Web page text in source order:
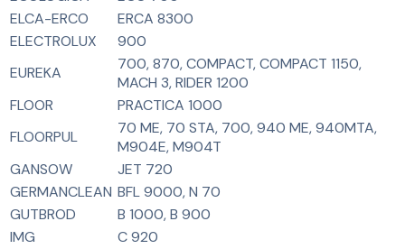
ELCA-ERCO
ERCA 8300
ELECTROLUX
900
EUREKA
700, 870, COMPACT, COMPACT 1150,
MACH 3, RIDER 1200
FLOOR
PRACTICA 1000
FLOORPUL
70 ME, 70 STA, 700, 940 ME, 940MTA,
M904E, M904T
GANSOW
JET 720
GERMANCLEAN BFL 9000, N 70
GUTBROD
B 1000, B 900
IMG
C 920